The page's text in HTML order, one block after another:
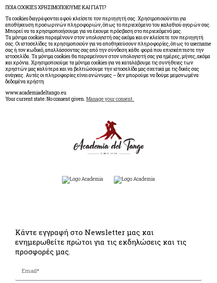
ΠΟΙΑ COOKIES ΧΡΗΣΙΜΟΠΟΙΟΥΜΕ ΚΑΙ ΓΙΑΤΙ?
Τα cookies διαγράφονται αφού κλείσετε τον περιηγητή σας. Χρησιμοποιούνται για
αποθήκευση προσωρινών πληροφοριών, όπως το περιεχόμενο του καλαθιού αγορών σας.
Μπορεί να τα χρησιμοποιήσουμε για να έχουμε πρόσβαση στο περιεχόμενό μας.
Τα μόνιμα cookies παραμένουν στον υπολογιστή σας ακόμα και αν κλείσετε τον περιηγητή
σας. Οι ιστοσελίδες τα χρησιμοποιούν για να αποθηκεύσουν πληροφορίες, όπως το username
σας ή τον κωδικό, απαλλάσσοντας σας από την σύνδεση κάθε φορά που επισκέπτεστε την
ιστοσελίδα. Τα μόνιμα cookies θα παραμείνουν στον υπολογιστή σας για ημέρες, μήνες, ακόμα
και χρόνια. Χρησιμοποιούμε τα μόνιμα cookies για να καταλάβουμε τις συνήθειες των
χρηστών μας καλύτερα και να βελτιώσουμε την ιστοσελίδα μας σχετικά με τις δικές σας
ανάγκες. Αυτές οι πληροφορίες είναι ανώνυμες – δεν μπορούμε να δούμε μεμονωμένα
δεδομένα χρήστη
www.academiadeltango.eu
Your current state: No consent given.Manage your consent.
Κάντε εγγραφή στο Newsletter μας και
ενημερωθείτε πρώτοι για τις εκδηλώσεις και τις
προσφορές μας.